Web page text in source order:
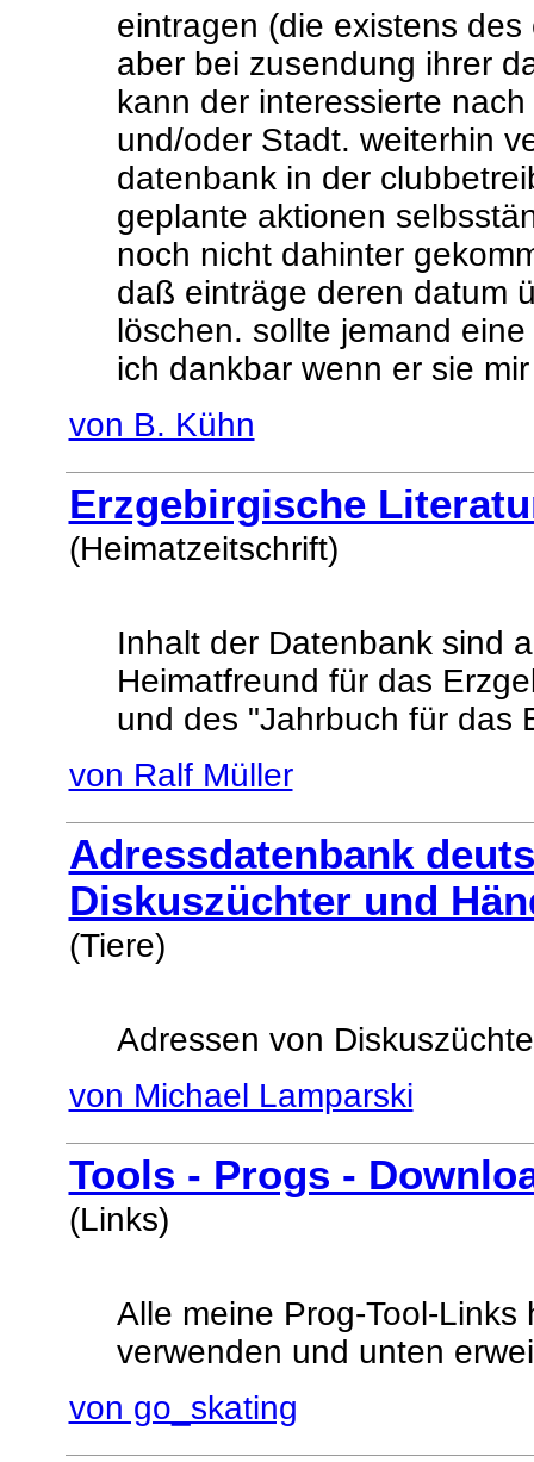
eintragen (die existens
aber bei zusendung ihrer
kann der interessierte
und/oder Stadt. weiterhin
datenbank in der
geplante aktionen
noch nicht dahinter
daß einträge deren datum
löschen. sollte jemand
ich dankbar wenn er sie
von B. Kühn
Erzgebirgische
(Heimatzeitschrift)
Inhalt der Datenbank sind
Heimatfreund für das
und des "Jahrbuch für das
von Ralf Müller
Adressdatenbank
Diskuszüchter und
(Tiere)
Adressen von
von Michael Lamparski
Tools - Progs -
(Links)
Alle meine Prog-Tool-
verwenden und unten
von go_skating